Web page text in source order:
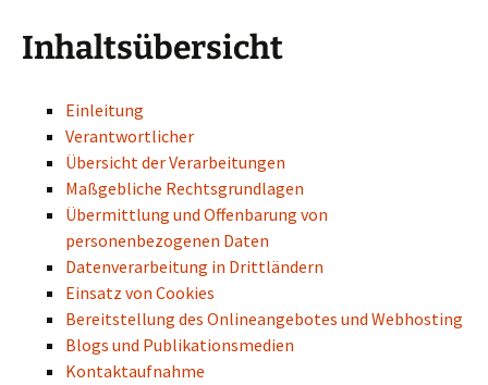
Inhaltsübersicht
Einleitung
Verantwortlicher
Übersicht der Verarbeitungen
Maßgebliche Rechtsgrundlagen
Übermittlung und Offenbarung von
personenbezogenen Daten
Datenverarbeitung in Drittländern
Einsatz von Cookies
Bereitstellung des Onlineangebotes und Webhosting
Blogs und Publikationsmedien
Kontaktaufnahme